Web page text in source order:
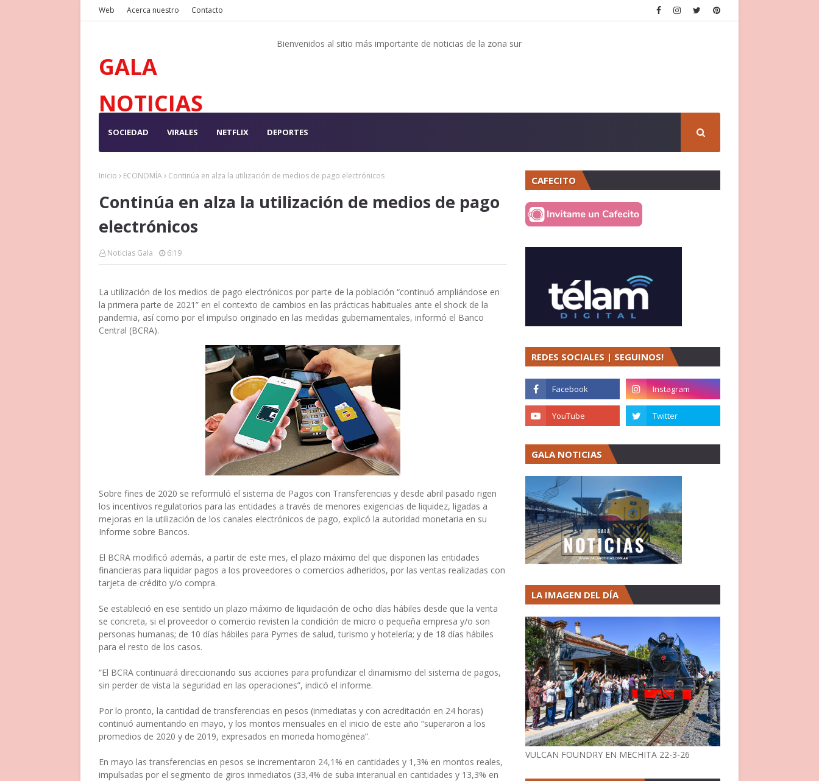
Web Acerca nuestro Contacto
GALA
NOTICIAS
Bienvenidos al sitio más importante de noticias de la zona sur
SOCIEDAD VIRALES NETFLIX DEPORTES
Inicio ECONOMÍA Continúa en alza la utilización de medios de pago electrónicos
Continúa en alza la utilización de medios de pago
electrónicos
Noticias Gala 6:19
La utilización de los medios de pago electrónicos por parte de la población “continuó ampliándose en
la primera parte de 2021” en el contexto de cambios en las prácticas habituales ante el shock de la
pandemia, así como por el impulso originado en las medidas gubernamentales, informó el Banco
Central (BCRA).
Sobre fines de 2020 se reformuló el sistema de Pagos con Transferencias y desde abril pasado rigen
los incentivos regulatorios para las entidades a través de menores exigencias de liquidez, ligadas a
mejoras en la utilización de los canales electrónicos de pago, explicó la autoridad monetaria en su
Informe sobre Bancos.
El BCRA modificó además, a partir de este mes, el plazo máximo del que disponen las entidades
financieras para liquidar pagos a los proveedores o comercios adheridos, por las ventas realizadas con
tarjeta de crédito y/o compra.
Se estableció en ese sentido un plazo máximo de liquidación de ocho días hábiles desde que la venta
se concreta, si el proveedor o comercio revisten la condición de micro o pequeña empresa y/o son
personas humanas; de 10 días hábiles para Pymes de salud, turismo y hotelería; y de 18 días hábiles
para el resto de los casos.
“El BCRA continuará direccionando sus acciones para profundizar el dinamismo del sistema de pagos,
sin perder de vista la seguridad en las operaciones”, indicó el informe.
Por lo pronto, la cantidad de transferencias en pesos (inmediatas y con acreditación en 24 horas)
continuó aumentando en mayo, y los montos mensuales en el inicio de este año “superaron a los
promedios de 2020 y de 2019, expresados en moneda homogénea”.
En mayo las transferencias en pesos se incrementaron 24,1% en cantidades y 1,3% en montos reales,
impulsadas por el segmento de giros inmediatos (33,4% de suba interanual en cantidades y 13,3% en
CAFECITO
REDES SOCIALES | SEGUINOS!
GALA NOTICIAS
LA IMAGEN DEL DÍA
VULCAN FOUNDRY EN MECHITA 22-3-26